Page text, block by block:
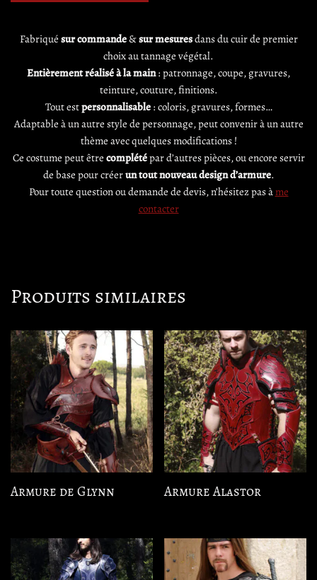
Fabriqué sur commande&sur mesuresdans du cuir de premier
choix au tannage végétal.
Entièrement réalisé à la main: patronnage, coupe, gravures,
teinture, couture, finitions.
Tout estpersonnalisable: coloris, gravures, formes…
Adaptable à un autre style de personnage, peut convenir à un autre
thème avec quelques modifications !
Ce costume peut être complétépar d’autres pièces, ou encore servir
de base pour créerun tout nouveau design d’armure.
Pour toute question ou demande de devis, n’hésitez pas àme
contacter
Produits similaires
Armure de Glynn Armure Alastor